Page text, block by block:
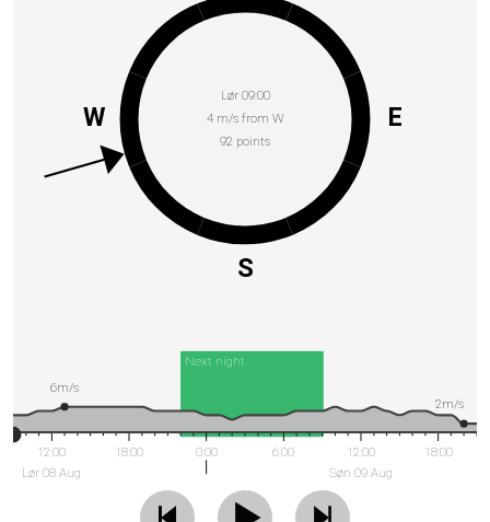
Lør 09:00
4 m/s from W
92 points
E
S
W
Next night
12:00
Lør 08 Aug
18:00 0:00 6:00
12:00
Søn 09 Aug
18:00
6m/s
2m/s